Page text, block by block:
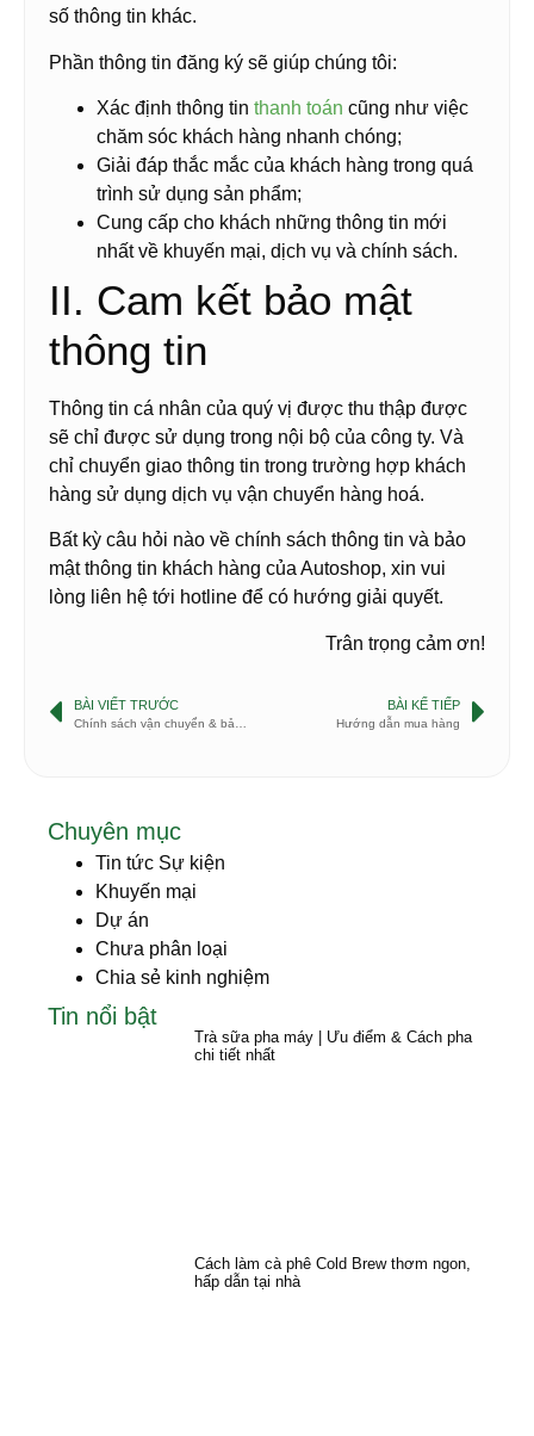
số thông tin khác.
Phần thông tin đăng ký sẽ giúp chúng tôi:
Xác định thông tin thanh toán cũng như việc
chăm sóc khách hàng nhanh chóng;
Giải đáp thắc mắc của khách hàng trong quá
trình sử dụng sản phẩm;
Cung cấp cho khách những thông tin mới
nhất về khuyến mại, dịch vụ và chính sách.
II. Cam kết bảo mật
thông tin
Thông tin cá nhân của quý vị được thu thập được
sẽ chỉ được sử dụng trong nội bộ của công ty. Và
chỉ chuyển giao thông tin trong trường hợp khách
hàng sử dụng dịch vụ vận chuyển hàng hoá.
Bất kỳ câu hỏi nào về chính sách thông tin và bảo
mật thông tin khách hàng của Autoshop, xin vui
lòng liên hệ tới hotline để có hướng giải quyết.
Trân trọng cảm ơn!
BÀI VIẾT TRƯỚC BÀI KẾ TIẾP
Hướng dẫn mua hàng
Chuyên mục
Tin tức Sự kiện
Khuyến mại
Dự án
Chưa phân loại
Chia sẻ kinh nghiệm
Tin nổi bật
Trà sữa pha máy | Ưu điểm & Cách pha
chi tiết nhất
Cách làm cà phê Cold Brew thơm ngon,
hấp dẫn tại nhà